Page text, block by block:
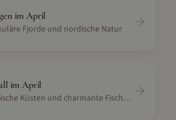
imApril
Fjorde und nordische Natur
imApril
Dramatische Küsten und charmante Fischerdörfer